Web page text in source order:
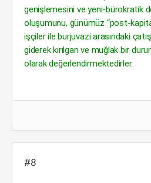
genişlemesini ve yeni-bürokratik
oluşumunu, günümüz “post-
işçiler ile burjuvazi arasındaki
giderek kırılgan ve muğlak bir
olarak değerlendirmektedirler.
#8